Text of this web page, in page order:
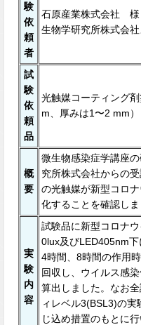
験
依
頼
者
石原産業株式会社 様
生物学研究所株式会社
試
験
依
頼
品
光触媒コーティング
m、厚みは1〜2 mm）
概
要
微生物感染症学講座
究所株式会社からの
の光触媒が新型コロ
化することを確認しま
実
験
内
容
試験品に新型コロナ
0lux及びLED405nm下
4時間、8時間の作⽤
回収し、ウイルス感
算出しました。なお
ィレベル3(BSL3)の
じ込め措置のもとに⾏